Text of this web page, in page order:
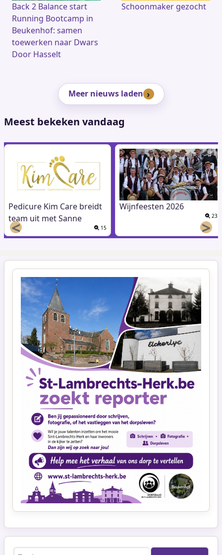
Back 2 Balance start
Running Bootcamp in
Beukenhof: samen
toewerken naar Dwars
Door Hasselt
Schoonmaker gezocht
Meer nieuws laden
Meest bekeken vandaag
Pedicure Kim Care breidt
team uit met Sanne
15
Wijnfeesten 2026
23
< >